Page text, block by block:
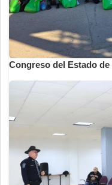
Congreso del Estado